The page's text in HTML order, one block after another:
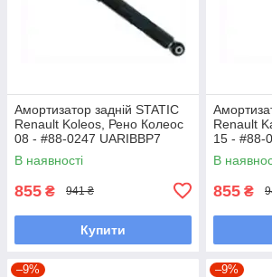
Амортизатор задній STATIC
Renault Koleos, Рено Колеос
08 - #88-0247 UARIBBP7
В наявності
855 ₴ 941 ₴
Купити
Renault
15 - #88-
В
855 ₴
–9% –9%